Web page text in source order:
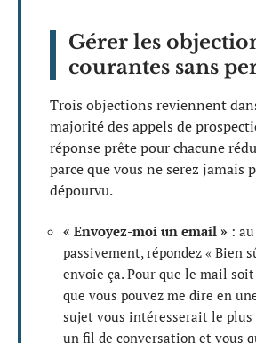
Gérer les
courantes sans
Trois objections reviennent
majorité des appels de
réponse prête pour chacune
parce que vous ne serez jamais
dépourvu.
« Envoyez-moi un email » :
passivement, répondez « Bien
envoie ça. Pour que le mail
que vous pouvez me dire en
sujet vous intéresserait le plus
un fil de conversation et vous